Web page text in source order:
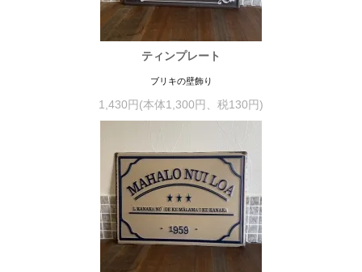
ティンプレート
ブリキの壁飾り
1,430円(本体1,300円、税130円)